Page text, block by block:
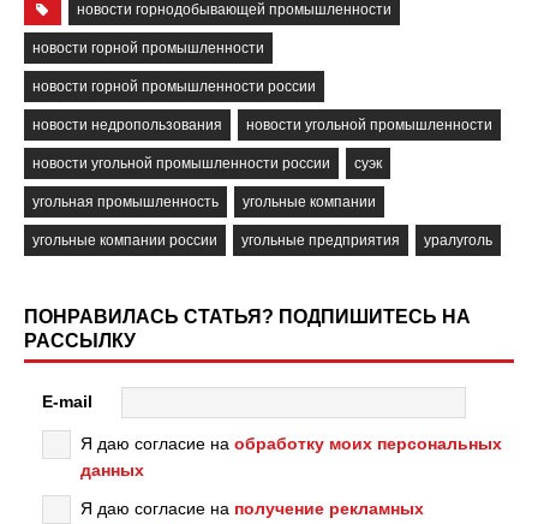
новости горнодобывающей промышленности
новости горной промышленности
новости горной промышленности россии
новости недропользования новости угольной промышленности
новости угольной промышленности россии суэк
угольная промышленность угольные компании
угольные компании россии угольные предприятия уралуголь
ПОНРАВИЛАСЬ СТАТЬЯ? ПОДПИШИТЕСЬ НА
РАССЫЛКУ
E-mail
Я даю согласие на обработку моих персональных
данных
Я даю согласие на получение рекламных